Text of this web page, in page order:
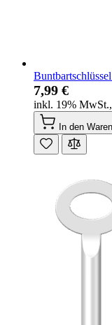
7,99 €
inkl. 19% MwSt.,
In den